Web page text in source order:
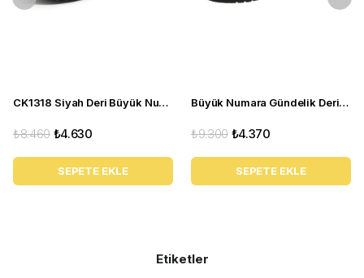
CK1318 Siyah Deri Büyük Numara Erkek Spor Ayakkabı
₺4.630
₺8.460
SEPETE EKLE
Büyük Numara Gündelik Deri Süet Erkek Ayakkabı - Utkan24 Tarçın
₺4.370
₺9.300
SEPETE EKLE
Etiketler